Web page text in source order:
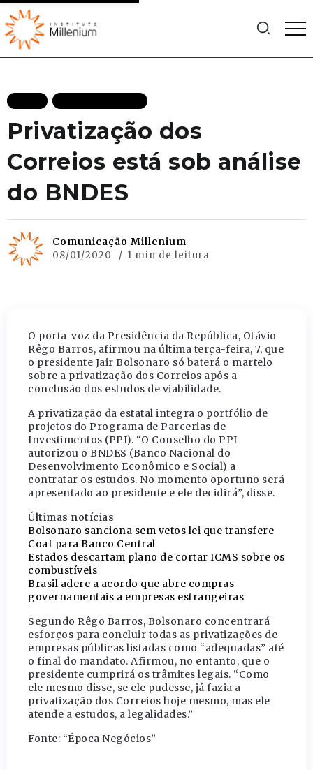
Privatização dos
Correios está sob análise
do BNDES
Comunicação Millenium
08/01/2020 1 min de leitura
O porta-voz da Presidência da República, Otávio
Rêgo Barros, afirmou na última terça-feira, 7, que
o presidente Jair Bolsonaro só baterá o martelo
sobre a privatização dos Correios após a
conclusão dos estudos de viabilidade.
A privatização da estatal integra o portfólio de
projetos do Programa de Parcerias de
Investimentos (PPI). “O Conselho do PPI
autorizou o BNDES (Banco Nacional do
Desenvolvimento Econômico e Social) a
contratar os estudos. No momento oportuno será
apresentado ao presidente e ele decidirá”, disse.
Últimas notícias
Bolsonaro sanciona sem vetos lei que transfere
Coaf para Banco Central
Estados descartam plano de cortar ICMS sobre os
combustíveis
Brasil adere a acordo que abre compras
governamentais a empresas estrangeiras
Segundo Rêgo Barros, Bolsonaro concentrará
esforços para concluir todas as privatizações de
empresas públicas listadas como “adequadas” até
o final do mandato. Afirmou, no entanto, que o
presidente cumprirá os trâmites legais. “Como
ele mesmo disse, se ele pudesse, já fazia a
privatização dos Correios hoje mesmo, mas ele
atende a estudos, a legalidades.”
Fonte: “Época Negócios”